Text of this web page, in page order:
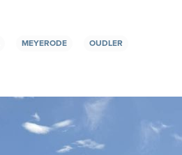
MEYERODE OUDLER